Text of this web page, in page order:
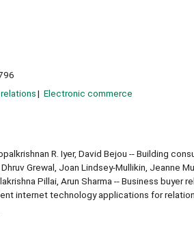
Electronic commerce
R. Iyer, David Bejou -- Building
Grewal, Joan Lindsey-Mullikin, Jeanne
Pillai, Arun Sharma -- Business buyer
internet technology applications for